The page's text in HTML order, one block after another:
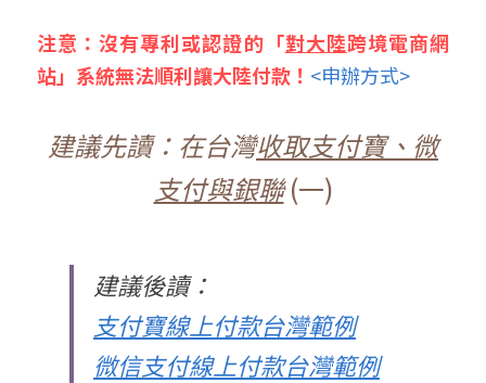
注意：沒有專利或認證的「對大陸跨境電商網
站」系統無法順利讓大陸付款！ <申辦方式>
建議先讀： 在台灣收取支付寶、微
支付與銀聯 (一)
建議後讀：
支付寶線上付款台灣範例
微信支付線上付款台灣範例